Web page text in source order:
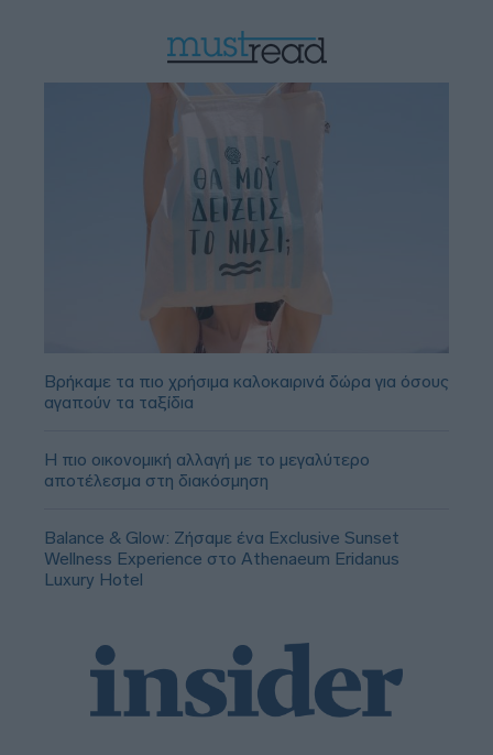
Βρήκαμε τα πιο χρήσιμα καλοκαιρινά δώρα για όσους
αγαπούν τα ταξίδια
Η πιο οικονομική αλλαγή με το μεγαλύτερο
αποτέλεσμα στη διακόσμηση
Balance & Glow: Ζήσαμε ένα Exclusive Sunset
Wellness Experience στο Athenaeum Eridanus
Luxury Hotel